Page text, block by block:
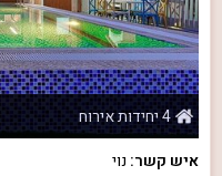
4 יחידות אירוח
איש קשר: נוי